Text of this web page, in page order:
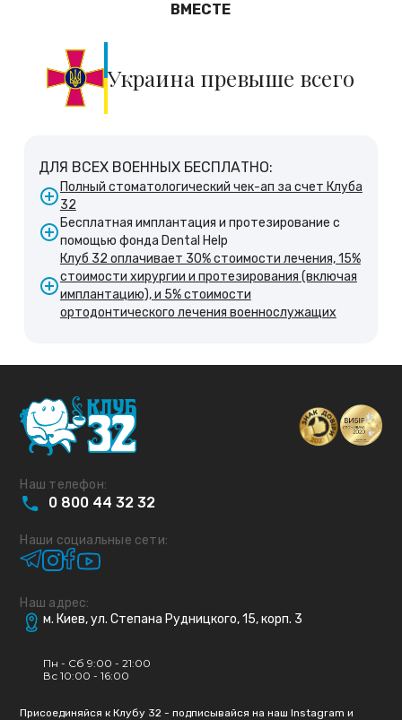
ВМЕСТЕ
Украина превыше всего
ДЛЯ ВСЕХ ВОЕННЫХ БЕСПЛАТНО:
Полный стоматологический чек-ап за счет Клуба
32
Бесплатная имплантация и протезирование с
помощью фонда Dental Help
Клуб 32 оплачивает 30% стоимости лечения, 15%
стоимости хирургии и протезирования (включая
имплантацию), и 5% стоимости
ортодонтического лечения военнослужащих
Наш телефон:
0 800 44 32 32
Наши социальные сети:
Наш адрес:
м. Киев, ул. Степана Рудницкого, 15, корп. 3
Пн - Сб 9:00 - 21:00
Вс 10:00 - 16:00
Присоединяйся к Клубу 32 - подписывайся на наш Instagram и